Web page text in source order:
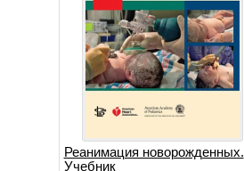
Реанимация новорожденных.
Учебник